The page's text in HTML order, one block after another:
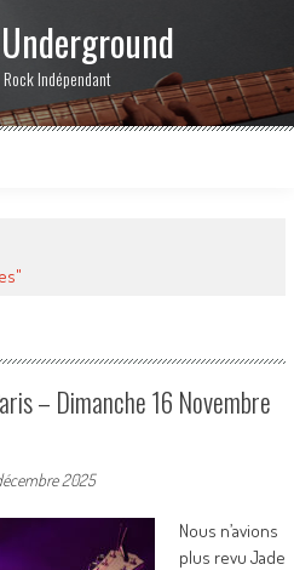
Indépendant
– Dimanche 16 Novembre
2025
Nous n’avions
plus revu Jade